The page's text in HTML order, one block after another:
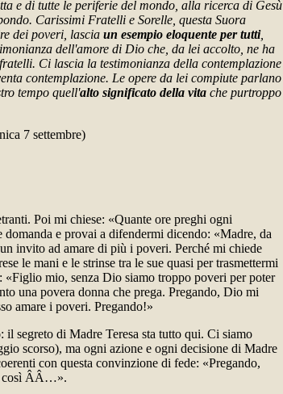
e di tutte le periferie del mondo, alla ricerca di Gesù
Carissimi Fratelli e Sorelle, questa Suora
dei poveri, lascia un esempio eloquente per tutti,
dell'amore di Dio che, da lei accolto, ne ha
Ci lascia la testimonianza della contemplazione
contemplazione. Le opere da lei compiute parlano
tempo quell'alto significato della vita che purtroppo
7 settembre)
Poi mi chiese: «Quante ore preghi ogni
e provai a difendermi dicendo: «Madre, da
invito ad amare di più i poveri. Perché mi chiede
le mani e le strinse tra le sue quasi per trasmettermi
mio, senza Dio siamo troppo poveri per poter
una povera donna che prega. Pregando, Dio mi
amare i poveri. Pregando!»
segreto di Madre Teresa sta tutto qui. Ci siamo
scorso), ma ogni azione e ogni decisione di Madre
con questa convinzione di fede: «Pregando,
così ÂÂ…».